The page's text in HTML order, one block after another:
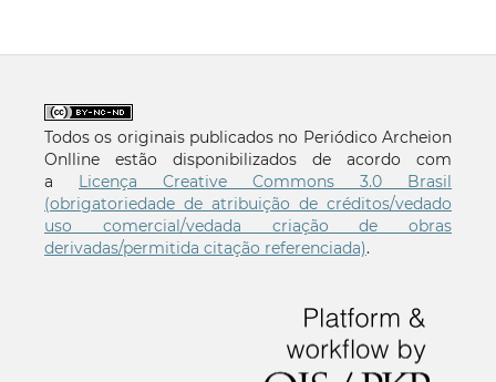
Todos os originais publicados no Periódico Archeion
Onlline estão disponibilizados de acordo com
a Licença Creative Commons 3.0 Brasil
(obrigatoriedade de atribuição de créditos/vedado
uso comercial/vedada criação de obras
derivadas/permitida citação referenciada).